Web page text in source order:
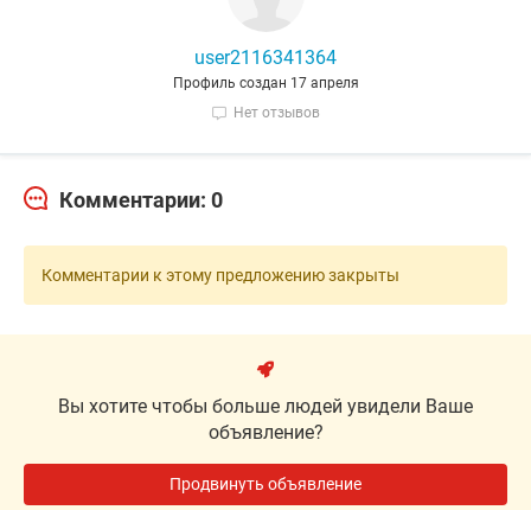
user2116341364
Профиль создан 17 апреля
Нет отзывов
Комментарии: 0
Комментарии к этому предложению закрыты
Вы хотите чтобы больше людей увидели Ваше
объявление?
Продвинуть объявление